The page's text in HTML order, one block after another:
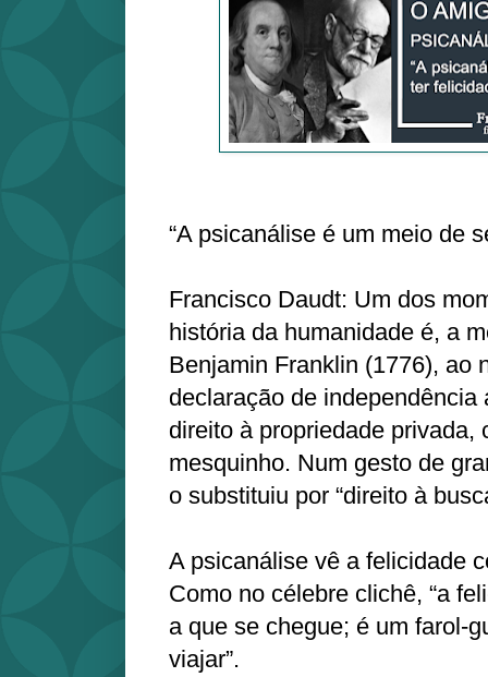
“A psicanálise é um meio de
Francisco Daudt: Um dos
história da humanidade é, a
Benjamin Franklin (1776), ao
declaração de independência
direito à propriedade privada,
mesquinho. Num gesto de
o substituiu por “direito à
A psicanálise vê a felicidade
Como no célebre clichê, “a
a que se chegue; é um farol-
viajar”.